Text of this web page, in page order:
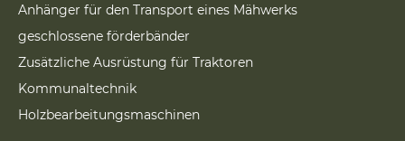
Anhänger für den Transport eines Mähwerks
geschlossene förderbänder
Zusätzliche Ausrüstung für Traktoren
Kommunaltechnik
Holzbearbeitungsmaschinen